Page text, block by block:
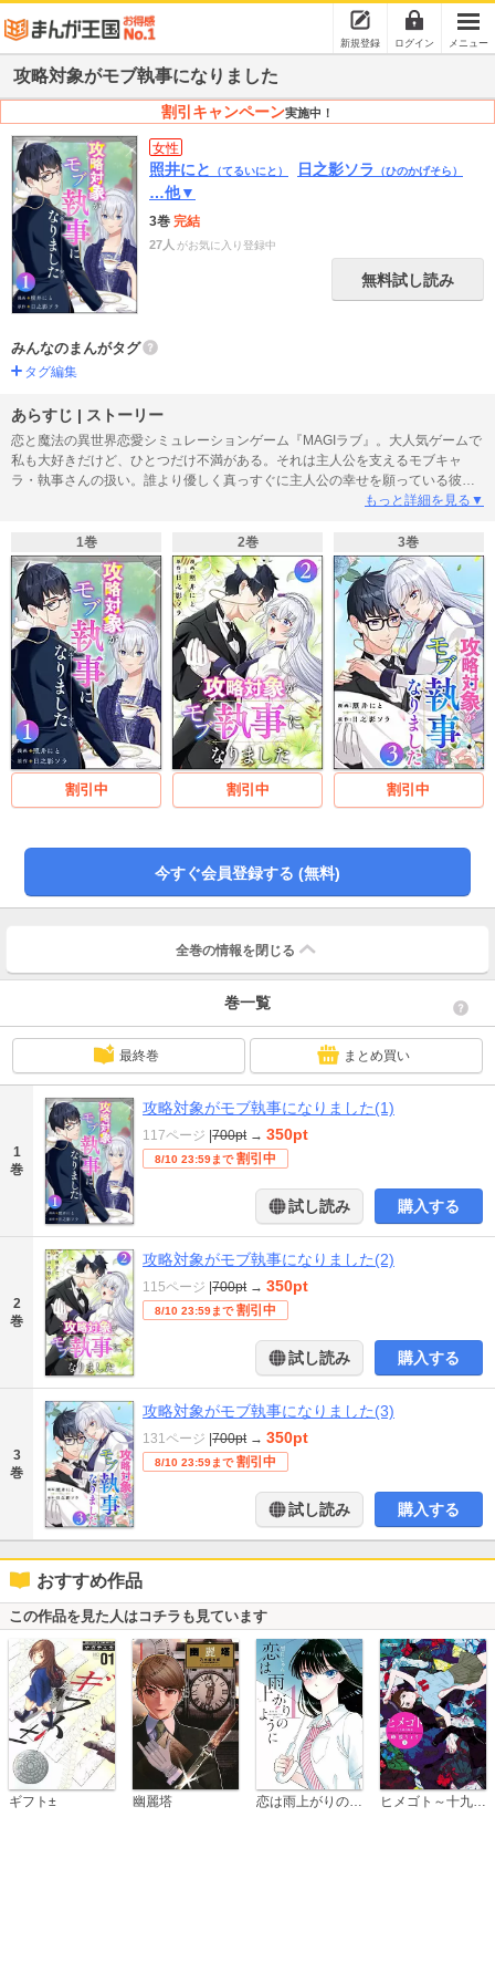
新規登録 ログイン メニュー
攻略対象がモブ執事になりました
割引キャンペーン実施中！
女性
照井にと （てるいにと） 日之影ソラ （ひのかげそら）
…他▼
3巻 完結
27人 がお気に入り登録中
無料試し読み
みんなのまんがタグ
タグ編集
あらすじ | ストーリー
恋と魔法の異世界恋愛シミュレーションゲーム『MAGIラブ』。大人気ゲームで
私も大好きだけど、ひとつだけ不満がある。それは主人公を支えるモブキャ
ラ・執事さんの扱い。誰より優しく真っすぐに主人公の幸せを願っている彼
は、どのルートでも不憫で悲しい最期を遂げてしまう。私はいつも思ってい
日、気がつくと私はゲームそっくりの異世界で主人公に転生していて……
もっと詳細を見る▼
1巻
割引中
2巻
割引中
3巻
割引中
今すぐ会員登録する (無料)
全巻の情報を 閉じる
巻一覧
最終巻 まとめ買い
1
巻
攻略対象がモブ執事になりました(1)
117ページ 700pt → 350pt
8/10 23:59まで 割引中
試し読み 購入する
2
巻
攻略対象がモブ執事になりました(2)
115ページ 700pt → 350pt
8/10 23:59まで 割引中
試し読み 購入する
3
巻
攻略対象がモブ執事になりました(3)
131ページ 700pt → 350pt
8/10 23:59まで 割引中
試し読み 購入する
おすすめ作品
この作品を見た人はコチラも見ています
ギフト± 幽麗塔 恋は雨上がりのように ヒメゴト～十九歳の制服～